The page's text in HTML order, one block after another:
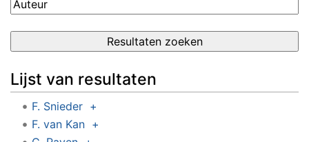
Lijst van resultaten
F. Snieder +
F. van Kan +